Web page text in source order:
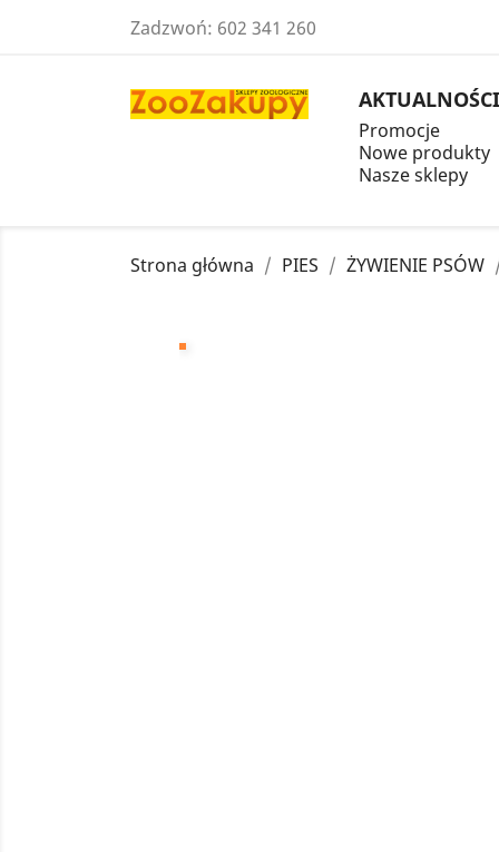
Zadzwoń: 602 341 260
AKTUALNOŚCI
Promocje
Nowe produkty
Nasze sklepy
Strona główna PIES ŻYWIENIE PSÓW